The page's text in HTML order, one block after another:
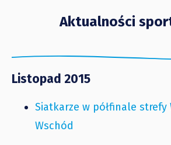
Aktualności
Listopad 2015
Siatkarze w półfinale strefy
Wschód